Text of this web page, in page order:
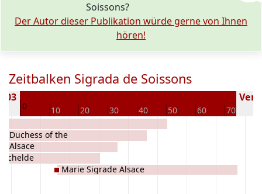
Soissons?
Der Autor dieser Publikation würde gerne von Ihnen
hören!
Zeitbalken Sigrada de Soissons
0 10 20 30 40 50 60 70
Duchess of the
Alsace
Schelde
Marie Sigrade Alsace